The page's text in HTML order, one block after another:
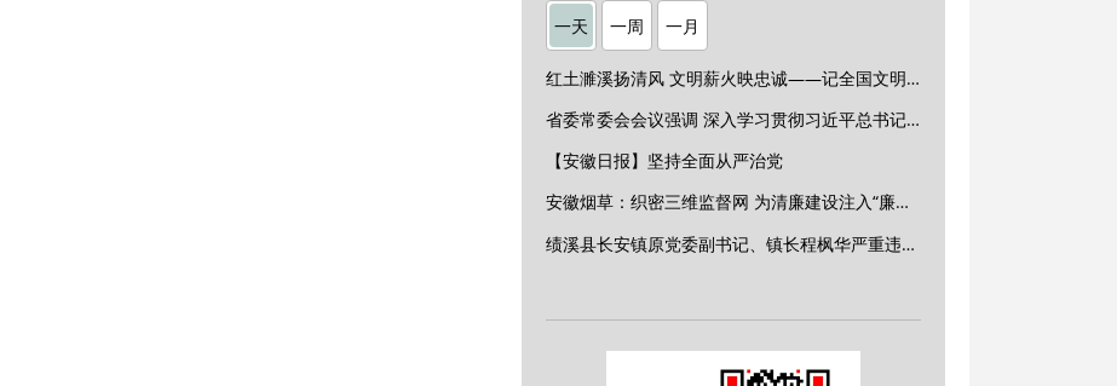
一天 一周 一月
红土濉溪扬清风 文明薪火映忠诚——记全国文明单位、安徽省濉溪县纪委监委
省委常委会会议强调 深入学习贯彻习近平总书记重要讲话精神 以高质量党建引领高质量发展 梁言顺主持并讲话
【安徽日报】坚持全面从严治党
安徽烟草：织密三维监督网 为清廉建设注入“廉动力”
绩溪县长安镇原党委副书记、镇长程枫华严重违纪违法被开除党籍和公职